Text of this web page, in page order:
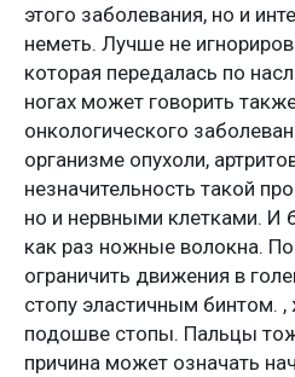
этого заболевания, но и
неметь. Лучше не
которая передалась по
ногах может говорить
онкологического
организме опухоли,
незначительность такой
но и нервными клетками. И
как раз ножные волокна.
ограничить движения в
стопу эластичным бинтом.
подошве стопы. Пальцы
причина может означать